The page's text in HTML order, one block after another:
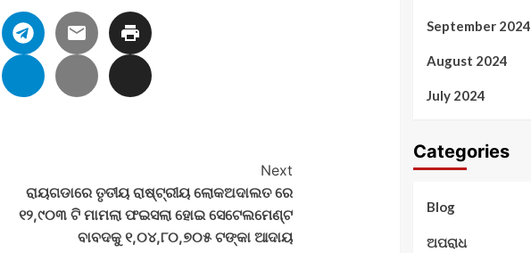
Next
ରାୟଗଡାରେ ତୃତୀୟ ରାଷ୍ଟ୍ରୀୟ ଲୋକଅଦାଲତ ରେ
୧୨,୯୦୩ ଟି ମାମଲା ଫଇସଲା ହୋଇ ସେଟେଲମେଣ୍ଟ
ବାବଦକୁ ୧,୦୪,୮୦,୭୦୫ ଟଙ୍କା ଆଦାୟ
September 2024
August 2024
July 2024
Categories
Blog
ଅପରାଧ